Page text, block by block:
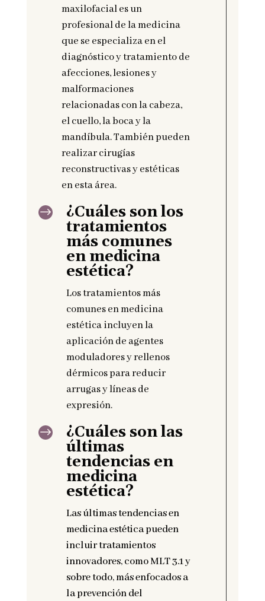
maxilofacial es un
profesional de la medicina
que se especializa en el
diagnóstico y tratamiento de
afecciones, lesiones y
malformaciones
relacionadas con la cabeza,
el cuello, la boca y la
mandíbula. También pueden
realizar cirugías
reconstructivas y estéticas
en esta área.
$ ¿Cuáles son los
tratamientos
más comunes
en medicina
estética?
Los tratamientos más
comunes en medicina
estética incluyen la
aplicación de agentes
moduladores y rellenos
dérmicos para reducir
arrugas y líneas de
expresión.
$ ¿Cuáles son las
últimas
tendencias en
medicina
estética?
Las últimas tendencias en
medicina estética pueden
incluir tratamientos
innovadores, como MLT 3.1 y
sobre todo, más enfocados a
la prevención del